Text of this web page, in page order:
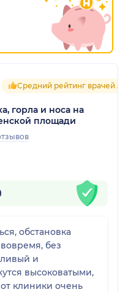
Средний рейтинг врачей 5.0
горла и носа на
площади
обстановка
без
и
клиники очень